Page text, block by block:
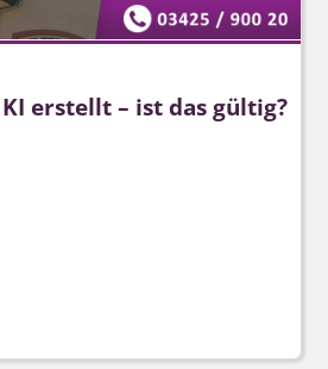
erstellt – ist das gültig?